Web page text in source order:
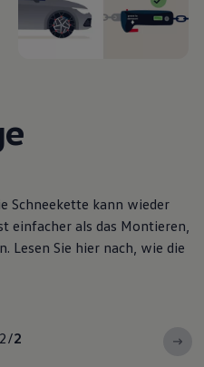
Schneekette kann wieder
einfacher als das Montieren,
Lesen Sie hier nach, wie die
/2